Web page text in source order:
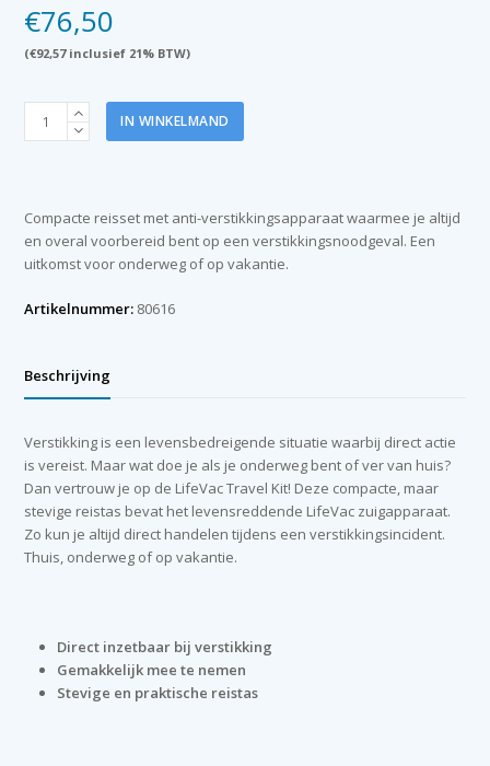
€76,50
(€92,57inclusief 21% BTW)
LifeVac
Travel
IN WINKELMAND
Compacte reisset met anti-verstikkingsapparaat waarmee je altijd
en overal voorbereid bent op een verstikkingsnoodgeval. Een
uitkomst voor onderweg of op vakantie.
Artikelnummer: 80616
Beschrijving
Verstikking is een levensbedreigende situatie waarbij direct actie
is vereist. Maar wat doe je als je onderweg bent of ver van huis?
Dan vertrouw je op de LifeVac Travel Kit! Deze compacte, maar
stevige reistas bevat het levensreddende LifeVac zuigapparaat.
Zo kun je altijd direct handelen tijdens een verstikkingsincident.
Thuis, onderweg of op vakantie.
Direct inzetbaar bij verstikking
Gemakkelijk mee te nemen
Stevige en praktische reistas